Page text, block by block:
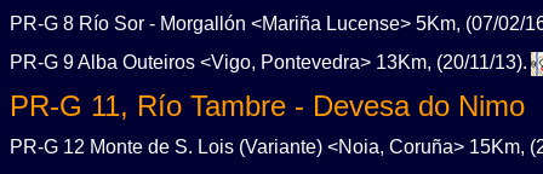
PR-G 8 Río Sor - Morgallón <Mariña Lucense> 5Km, (07/02/
PR-G 9 Alba Outeiros <Vigo, Pontevedra> 13Km, (20/11/13).
PR-G 11, Río Tambre - Devesa do Nimo
PR-G 12 Monte de S. Lois (Variante) <Noia, Coruña> 15Km,